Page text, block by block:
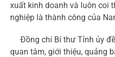
xuất kinh doanh và luôn coi
nghiệp là thành công của
Đồng chí Bí thư Tỉnh ủy
quan tâm, giới thiệu, quảng